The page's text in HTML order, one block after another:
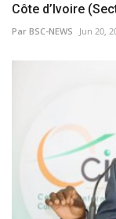
Côte d’Ivoire
Par BSC-NEWS Jun 20,